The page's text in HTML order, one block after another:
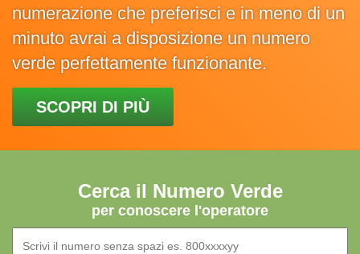
numerazione che preferisci e in meno di un
minuto avrai a disposizione un numero
verde perfettamente funzionante.
SCOPRI DI PIÙ
Cerca il Numero Verde
per conoscere l'operatore